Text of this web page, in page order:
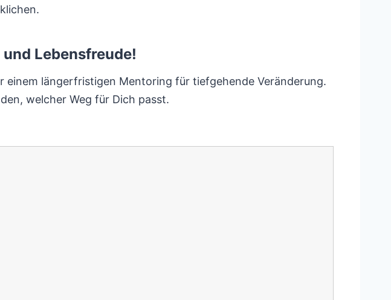
Lebensfreude!
einem längerfristigen Mentoring für tiefgehende Veränderung.
welcher Weg für Dich passt.